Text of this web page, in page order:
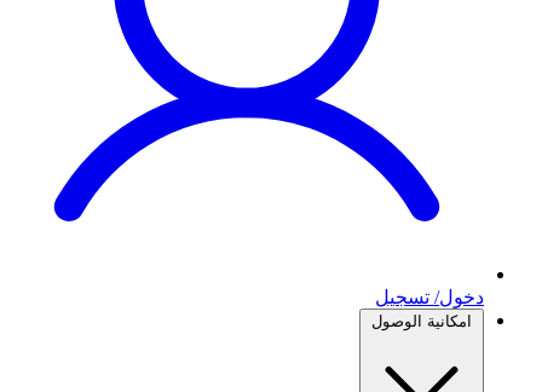
دخول/ تسجيل
امكانية الوصول